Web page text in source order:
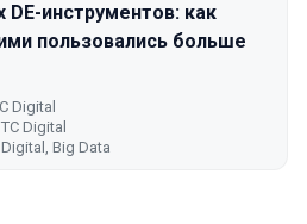
DE-инструментов: как
пользовались больше
Digital
Digital
Big Data